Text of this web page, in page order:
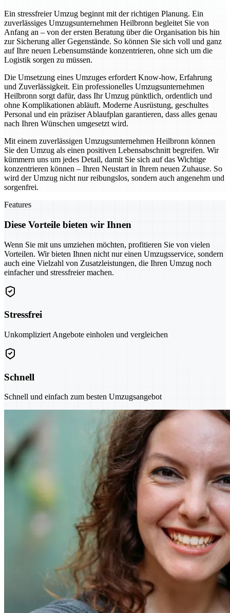
Ein stressfreier Umzug beginnt mit der richtigen Planung. Ein
zuverlässiges Umzugsunternehmen Heilbronn begleitet Sie von
Anfang an – von der ersten Beratung über die Organisation bis hin
zur Sicherung aller Gegenstände. So können Sie sich voll und ganz
auf Ihre neuen Lebensumstände konzentrieren, ohne sich um die
Logistik sorgen zu müssen.
Die Umsetzung eines Umzuges erfordert Know-how, Erfahrung
und Zuverlässigkeit. Ein professionelles Umzugsunternehmen
Heilbronn sorgt dafür, dass Ihr Umzug pünktlich, ordentlich und
ohne Komplikationen abläuft. Moderne Ausrüstung, geschultes
Personal und ein präziser Ablaufplan garantieren, dass alles genau
nach Ihren Wünschen umgesetzt wird.
Mit einem zuverlässigen Umzugsunternehmen Heilbronn können
Sie den Umzug als einen positiven Lebensabschnitt begreifen. Wir
kümmern uns um jedes Detail, damit Sie sich auf das Wichtige
konzentrieren können – Ihren Neustart in Ihrem neuen Zuhause. So
wird der Umzug nicht nur reibungslos, sondern auch angenehm und
sorgenfrei.
Features
Diese Vorteile bieten wir Ihnen
Wenn Sie mit uns umziehen möchten, profitieren Sie von vielen
Vorteilen. Wir bieten Ihnen nicht nur einen Umzugsservice, sondern
auch eine Vielzahl von Zusatzleistungen, die Ihren Umzug noch
einfacher und stressfreier machen.
Stressfrei
Unkompliziert Angebote einholen und vergleichen
Schnell
Schnell und einfach zum besten Umzugsangebot